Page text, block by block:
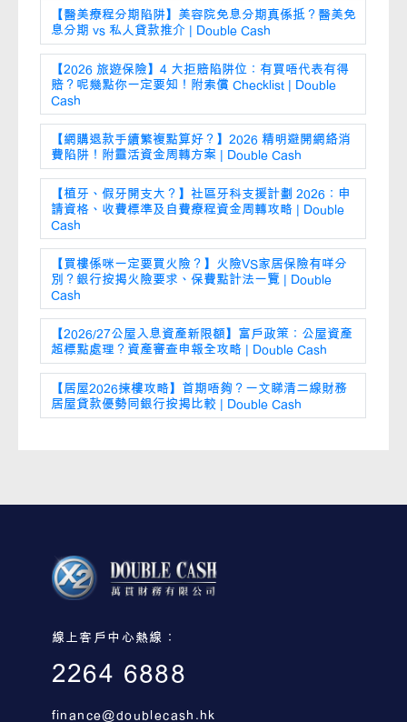
【醫美療程分期陷阱】美容院免息分期真係抵？醫美免
息分期 vs 私人貸款推介 | Double Cash
【2026 旅遊保險】4 大拒賠陷阱位：有買唔代表有得
賠？呢幾點你一定要知！附索償 Checklist | Double
Cash
【網購退款手續繁複點算好？】2026 精明避開網絡消
費陷阱！附靈活資金周轉方案 | Double Cash
【植牙、假牙開支大？】社區牙科支援計劃 2026：申
請資格、收費標準及自費療程資金周轉攻略 | Double
Cash
【買樓係咪一定要買火險？】火險VS家居保險有咩分
別？銀行按揭火險要求、保費點計法一覽 | Double
Cash
【2026/27公屋入息資產新限額】富戶政策：公屋資產
超標點處理？資產審查申報全攻略 | Double Cash
【居屋2026揀樓攻略】首期唔夠？一文睇清二線財務
居屋貸款優勢同銀行按揭比較 | Double Cash
線上客戶中心熱線：
2264 6888
finance@doublecash.hk